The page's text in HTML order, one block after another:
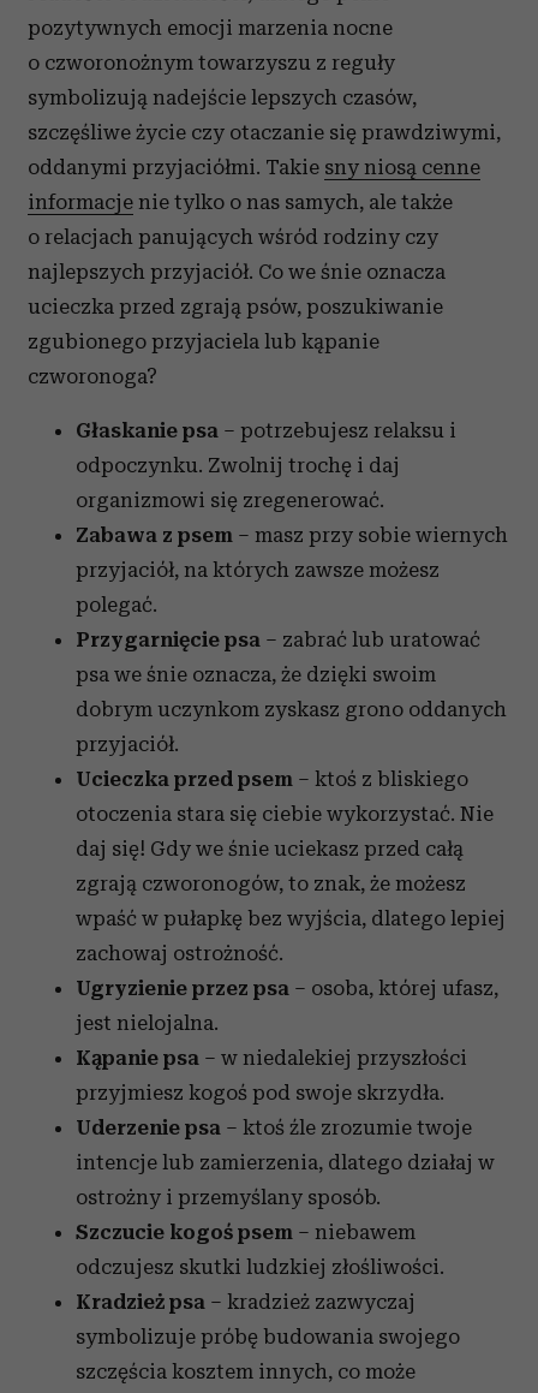
pozytywnych emocji marzenia nocne
o czworonożnym towarzyszu z reguły
symbolizują nadejście lepszych czasów,
szczęśliwe życie czy otaczanie się prawdziwymi,
oddanymi przyjaciółmi. Takie sny niosą cenne
informacje nie tylko o nas samych, ale także
o relacjach panujących wśród rodziny czy
najlepszych przyjaciół. Co we śnie oznacza
ucieczka przed zgrają psów, poszukiwanie
zgubionego przyjaciela lub kąpanie
czworonoga?
Głaskanie psa – potrzebujesz relaksu i
odpoczynku. Zwolnij trochę i daj
organizmowi się zregenerować.
Zabawa z psem – masz przy sobie wiernych
przyjaciół, na których zawsze możesz
polegać.
Przygarnięcie psa – zabrać lub uratować
psa we śnie oznacza, że dzięki swoim
dobrym uczynkom zyskasz grono oddanych
przyjaciół.
Ucieczka przed psem – ktoś z bliskiego
otoczenia stara się ciebie wykorzystać. Nie
daj się! Gdy we śnie uciekasz przed całą
zgrają czworonogów, to znak, że możesz
wpaść w pułapkę bez wyjścia, dlatego lepiej
zachowaj ostrożność.
Ugryzienie przez psa – osoba, której ufasz,
jest nielojalna.
Kąpanie psa – w niedalekiej przyszłości
przyjmiesz kogoś pod swoje skrzydła.
Uderzenie psa – ktoś źle zrozumie twoje
intencje lub zamierzenia, dlatego działaj w
ostrożny i przemyślany sposób.
Szczucie kogoś psem – niebawem
odczujesz skutki ludzkiej złośliwości.
Kradzież psa – kradzież zazwyczaj
symbolizuje próbę budowania swojego
szczęścia kosztem innych, co może